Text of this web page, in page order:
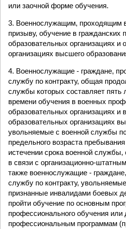
или заочной форме обучения.
3. Военнослужащим, проходящим
призыву, обучение в гражданских
образовательных организациях и
организациях высшего
4. Военнослужащие - граждане,
службу по контракту, общая
службы которых составляет пять
времени обучения в военных
образовательных организациях и
образовательных организациях
увольняемые с военной службы
предельного возраста
истечении срока военной
в связи с организационно-
также военнослужащие -
службу по контракту,
признанные инвалидами боевых
пройти обучение по основным
профессионального обучения
профессиональным программам